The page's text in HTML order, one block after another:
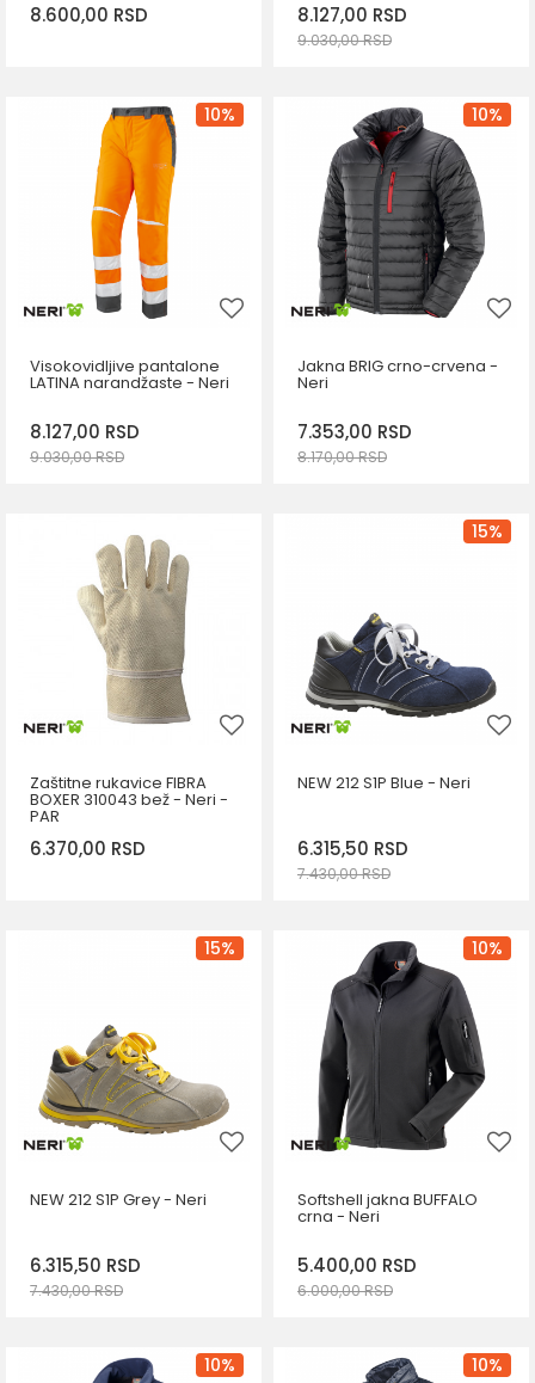
8.600,00 RSD
M
DODAJ U KORPU
8.127,00 RSD
9.030,00RSD
XL
2XL
DODAJ U KORPU
10%
Visokovidljive pantalone
LATINA narandžaste - Neri
8.127,00 RSD
9.030,00RSD
10%
Jakna BRIG crno-crvena -
Neri
7.353,00 RSD
8.170,00RSD
DODAJ U KORPU
Zaštitne rukavice FIBRA
BOXER 310043 bež - Neri -
PAR
6.370,00 RSD
15%
NEW 212 S1P Blue - Neri
6.315,50 RSD
7.430,00RSD
42
44
46 47
DODAJ U KORPU
15%
NEW 212 S1P Grey - Neri
6.315,50 RSD
7.430,00RSD
DODAJ U KORPU
10%
Softshell jakna BUFFALO
crna - Neri
5.400,00 RSD
6.000,00RSD
DODAJ U KORPU
10% 10%